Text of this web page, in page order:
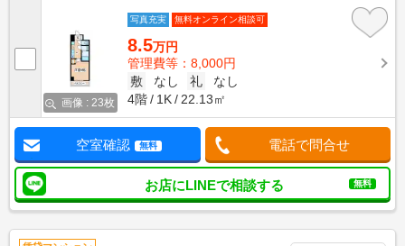
画像 : 23枚
写真充実 無料オンライン相談可
8.5万円
管理費等：8,000円
敷
なし 礼
なし
4階
1K 22.13㎡
空室確認 無料 電話で問合せ
お店にLINEで相談する 無料